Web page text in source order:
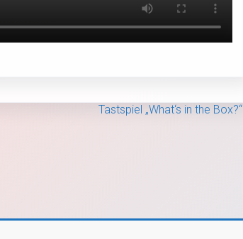
Tastspiel „What‘s in the Box?“